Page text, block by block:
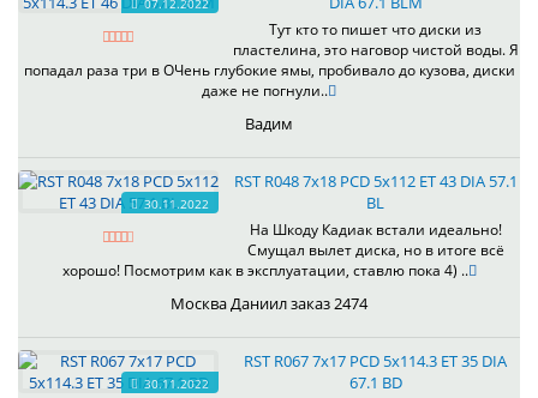
07.12.2022
Тут кто то пишет что диски из
пластелина, это наговор чистой воды. Я
попадал раза три в ОЧень глубокие ямы, пробивало до кузова, диски
даже не погнули..
Вадим
30.11.2022
RST R048 7x18 PCD 5x112 ET 43 DIA 57.1
BL
На Шкоду Кадиак встали идеально!
Смущал вылет диска, но в итоге всё
хорошо! Посмотрим как в эксплуатации, ставлю пока 4) ..
Москва Даниил заказ 2474
30.11.2022
RST R067 7x17 PCD 5x114.3 ET 35 DIA
67.1 BD